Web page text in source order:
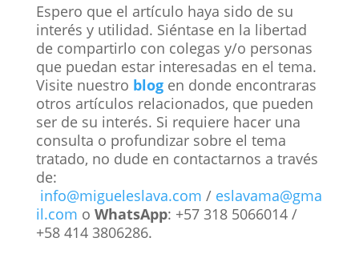
Espero que el artículo haya sido de su
interés y utilidad. Siéntase en la libertad
de compartirlo con colegas y/o personas
que puedan estar interesadas en el tema.
Visite nuestro blogen donde encontraras
otros artículos relacionados, que pueden
ser de su interés. Si requiere hacer una
consulta o profundizar sobre el tema
tratado, no dude en contactarnos a través
de:
info@migueleslava.com / eslavama@gma
il.com o WhatsApp: +57 318 5066014 /
+58 414 3806286.